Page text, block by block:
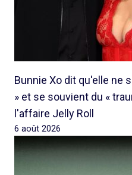
Bunnie Xo dit qu'elle ne
» et se souvient du «
l'affaire Jelly Roll
6 août 2026